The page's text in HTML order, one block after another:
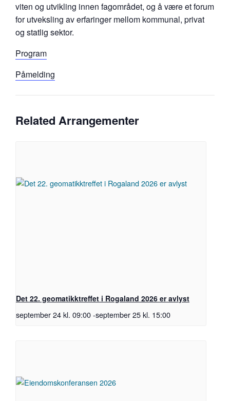
viten og utvikling innen fagområdet, og å være et forum
for utveksling av erfaringer mellom kommunal, privat
og statlig sektor.
Program
Påmelding
Related Arrangementer
Det 22. geomatikktreffet i Rogaland 2026 er avlyst
september 24 kl. 09:00-september 25 kl. 15:00